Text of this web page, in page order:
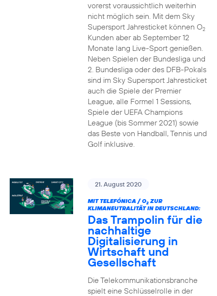
vorerst voraussichtlich weiterhin
nicht möglich sein. Mit dem Sky
Supersport Jahresticket können O2
Kunden aber ab September 12
Monate lang Live-Sport genießen.
Neben Spielen der Bundesliga und
2. Bundesliga oder des DFB-Pokals
sind im Sky Supersport Jahresticket
auch die Spiele der Premier
League, alle Formel 1 Sessions,
Spiele der UEFA Champions
League (bis Sommer 2021) sowie
das Beste von Handball, Tennis und
Golf inklusive.
21. August 2020
MIT TELEFÓNICA / O2ZUR
KLIMANEUTRALITÄT IN DEUTSCHLAND:
Das Trampolin für die
nachhaltige
Digitalisierung in
Wirtschaft und
Gesellschaft
Die Telekommunikationsbranche
spielt eine Schlüsselrolle in der